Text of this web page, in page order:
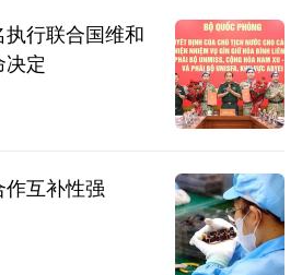
行联合国维和
定
互补性强